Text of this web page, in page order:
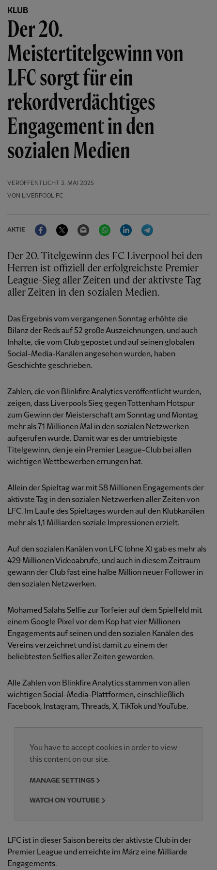
KLUB
Der 20.
Meistertitelgewinn von
LFC sorgt für ein
rekordverdächtiges
Engagement in den
sozialen Medien
VERÖFFENTLICHT
3. MAI 2025
VON LIVERPOOL FC
AKTIE
FacebookTwitter Email WhatsAppLinkedIn
Der 20. Titelgewinn des FC Liverpool bei den
Herren ist offiziell der erfolgreichste Premier
League-Sieg aller Zeiten und der aktivste Tag
aller Zeiten in den sozialen Medien.
Das Ergebnis vom vergangenen Sonntag erhöhte die
Bilanz der Reds auf 52 große Auszeichnungen, und auch
Inhalte, die vom Club gepostet und auf seinen globalen
Social-Media-Kanälen angesehen wurden, haben
Geschichte geschrieben.
Zahlen, die von Blinkfire Analytics veröffentlicht wurden,
zeigen, dass Liverpools Sieg gegen Tottenham Hotspur
zum Gewinn der Meisterschaft am Sonntag und Montag
mehr als 71 Millionen Mal in den sozialen Netzwerken
aufgerufen wurde. Damit war es der umtriebigste
Titelgewinn, den je ein Premier League-Club bei allen
wichtigen Wettbewerben errungen hat.
Allein der Spieltag war mit 58 Millionen Engagements der
aktivste Tag in den sozialen Netzwerken aller Zeiten von
LFC. Im Laufe des Spieltages wurden auf den Klubkanälen
mehr als 1,1 Milliarden soziale Impressionen erzielt.
Auf den sozialen Kanälen von LFC (ohne X) gab es mehr als
429 Millionen Videoabrufe, und auch in diesem Zeitraum
gewann der Club fast eine halbe Million neuer Follower in
den sozialen Netzwerken.
Mohamed Salahs Selfie zur Torfeier auf dem Spielfeld mit
einem Google Pixel vor dem Kop hat vier Millionen
Engagements auf seinen und den sozialen Kanälen des
Vereins verzeichnet und ist damit zu einem der
beliebtesten Selfies aller Zeiten geworden.
Alle Zahlen von Blinkfire Analytics stammen von allen
wichtigen Social-Media-Plattformen, einschließlich
Facebook, Instagram, Threads, X, TikTok und YouTube.
You have to accept cookies in order to view
this content on our site.
MANAGE SETTINGS
WATCH ON YOUTUBE
LFC ist in dieser Saison bereits der aktivste Club in der
Premier League und erreichte im März eine Milliarde
Engagements.